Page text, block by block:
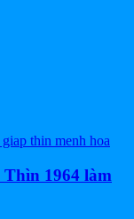
1964 làm